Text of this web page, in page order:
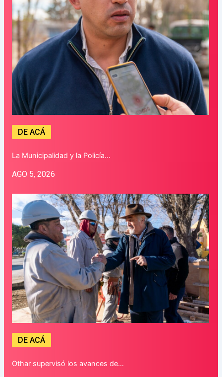
DE ACÁ
La Municipalidad y la Policía…
AGO 5, 2026
DE ACÁ
Othar supervisó los avances de…